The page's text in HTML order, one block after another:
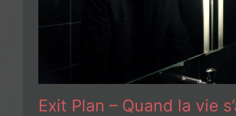
Exit Plan – Quand la vie